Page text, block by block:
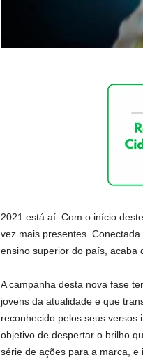
2021 está aí. Com o início
vez mais presentes.
ensino superior do país, acaba
A campanha desta nova fase
jovens da atualidade e que
reconhecido pelos seus versos
objetivo de despertar o brilho
série de ações para a marca,